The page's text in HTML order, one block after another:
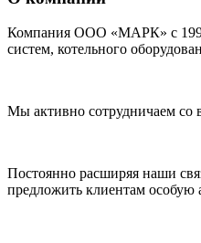
Компания ООО «МАРК» с
систем, котельного
Мы активно сотрудничаем со
Постоянно расширяя наши
предложить клиентам